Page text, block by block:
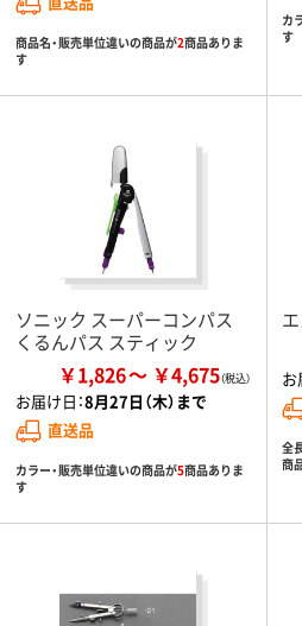
商品名・販売単位違いの商品が2商品ありま
す
カ
す
ソニック スーパーコンパス
くるんパス スティック
￥1,826 ￥4,675
お届け日：8月27日（木）まで
直送品
カラー・販売単位違いの商品が5商品ありま
す
お
全
商